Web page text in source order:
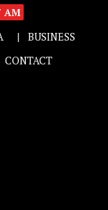
AM
BUSINESS
CONTACT